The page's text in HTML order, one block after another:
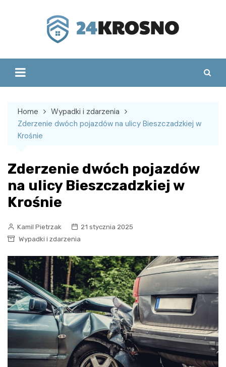
Home
Wypadki i zdarzenia
Zderzenie dwóch pojazdów na ulicy Bieszczadzkiej w
Krośnie
Zderzenie dwóch pojazdów
na ulicy Bieszczadzkiej w
Krośnie
Kamil Pietrzak
21 stycznia 2025
Wypadki i zdarzenia